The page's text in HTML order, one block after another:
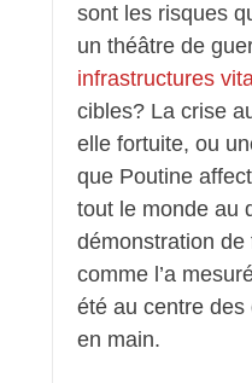
sont les risques
un théâtre de
infrastructures
cibles? La crise
elle fortuite, ou
que Poutine
tout le monde au
démonstration de
comme l’a
été au centre
en main.